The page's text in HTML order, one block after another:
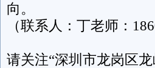
向。
（联系人：丁老师：
请关注“深圳市龙岗区